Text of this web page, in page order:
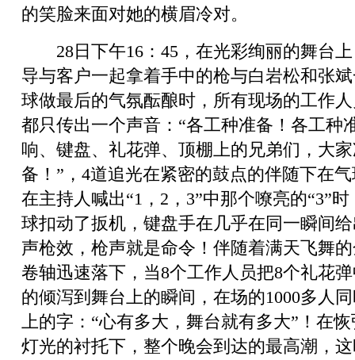
的笑脸来面对她的横眉冷对。
28日下午16：45，在光彩绚丽的舞台上
导与客户一起拿着手中的枪与白岩松和张
球做最后的气氛酝酿时，所有现场的工作
都只传出一个声音：“各工种准备！各工种
响、键盘、礼花弹、顶棚上的兄弟们，大
备！”，4道追光在紧密的鼓点的伴随下在
在主持人喊出“1，2，3”中那个嘹亮的“3”
球扣动了扳机，键盘手在几乎在同一瞬间
声枪效，枪声就是命令！伴随着满天飞舞
卷轴迅速落下，当8个工作人员把8个礼花
的倾泻到舞台上的瞬间，在场的1000多人
上的字：“心有多大，舞台就有多大”！在
灯光的衬托下，整个晚会到达的最高潮，